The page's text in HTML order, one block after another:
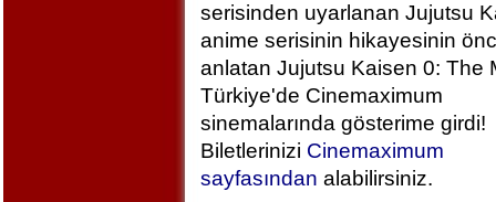
serisinden uyarlanan Jujutsu
anime serisinin hikayesinin
anlatan Jujutsu Kaisen 0: The
Türkiye'de Cinemaximum
sinemalarında gösterime girdi!
Biletlerinizi Cinemaximum
sayfasından alabilirsiniz.